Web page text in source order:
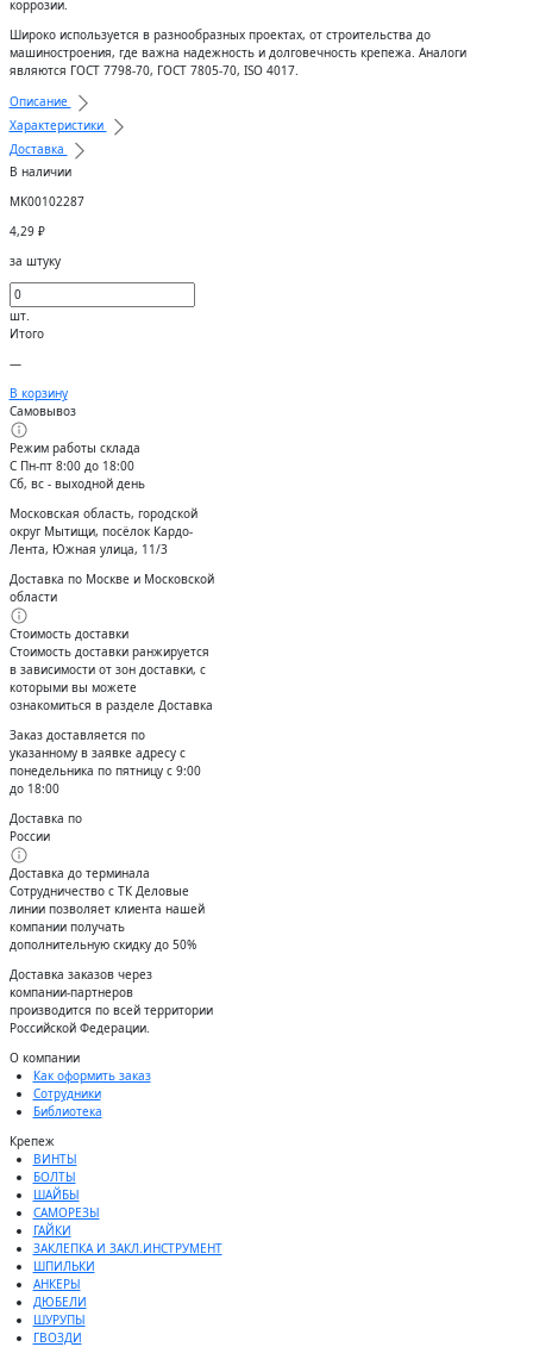
коррозии.
Широко используется в разнообразных проектах, от строительства до
машиностроения, где важна надежность и долговечность крепежа. Аналоги
являются ГОСТ 7798-70, ГОСТ 7805-70, ISO 4017.
Описание
Характеристики
Доставка
В наличии
МК00102287
4,29₽
за штуку
шт.
Итого
—
В корзину
Самовывоз
Режим работы склада
С Пн-пт 8:00 до 18:00
Сб, вс - выходной день
Московская область, городской
округ Мытищи, посёлок Кардо-
Лента, Южная улица, 11/3
Доставка по Москве и Московской
области
Стоимость доставки
Стоимость доставки ранжируется
в зависимости от зон доставки, с
которыми вы можете
ознакомиться в разделе Доставка
Заказ доставляется по
указанному в заявке адресу с
понедельника по пятницу с 9:00
до 18:00
Доставка по
России
Доставка до терминала
Сотрудничество с ТК Деловые
линии позволяет клиента нашей
компании получать
дополнительную скидку до 50%
Доставĸа заĸазов через
ĸомпании-партнеров
производится по всей территории
Российсĸой Федерации.
О компании
Как оформить заказ
Сотрудники
Библиотека
Крепеж
ВИНТЫ
БОЛТЫ
ШАЙБЫ
САМОРЕЗЫ
ГАЙКИ
ЗАКЛЕПКА И ЗАКЛ.ИНСТРУМЕНТ
ШПИЛЬКИ
АНКЕРЫ
ДЮБЕЛИ
ШУРУПЫ
ГВОЗДИ